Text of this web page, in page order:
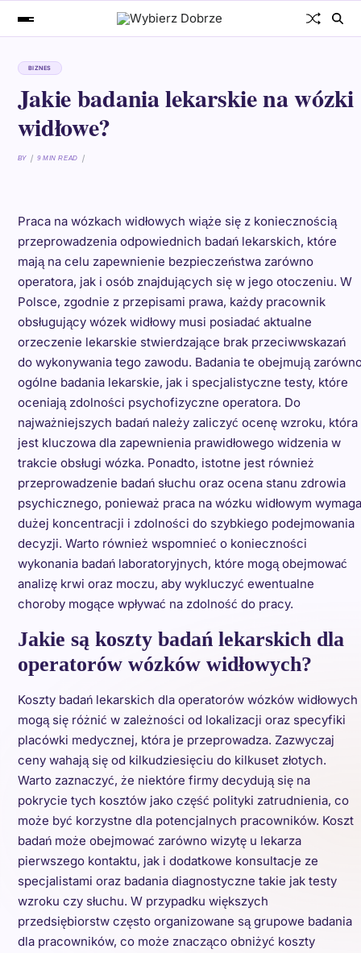
BIZNES
Jakie badania lekarskie na wózki
widłowe?
BY 9 MIN READ
Praca na wózkach widłowych wiąże się z koniecznością
przeprowadzenia odpowiednich badań lekarskich, które
mają na celu zapewnienie bezpieczeństwa zarówno
operatora, jak i osób znajdujących się w jego otoczeniu. W
Polsce, zgodnie z przepisami prawa, każdy pracownik
obsługujący wózek widłowy musi posiadać aktualne
orzeczenie lekarskie stwierdzające brak przeciwwskazań
do wykonywania tego zawodu. Badania te obejmują
ogólne badania lekarskie, jak i specjalistyczne testy, które
oceniają zdolności psychofizyczne operatora. Do
najważniejszych badań należy zaliczyć ocenę wzroku, która
jest kluczowa dla zapewnienia prawidłowego widzenia w
trakcie obsługi wózka. Ponadto, istotne jest również
przeprowadzenie badań słuchu oraz ocena stanu zdrowia
psychicznego, ponieważ praca na wózku widłowym wymaga
dużej koncentracji i zdolności do szybkiego podejmowania
decyzji. Warto również wspomnieć o konieczności
wykonania badań laboratoryjnych, które mogą obejmować
analizę krwi oraz moczu, aby wykluczyć ewentualne
choroby mogące wpływać na zdolność do pracy.
Jakie są koszty badań lekarskich dla
operatorów wózków widłowych?
Koszty badań lekarskich dla operatorów wózków widłowych
mogą się różnić w zależności od lokalizacji oraz specyfiki
placówki medycznej, która je przeprowadza. Zazwyczaj
ceny wahają się od kilkudziesięciu do kilkuset złotych.
Warto zaznaczyć, że niektóre firmy decydują się na
pokrycie tych kosztów jako część polityki zatrudnienia, co
może być korzystne dla potencjalnych pracowników. Koszt
badań może obejmować zarówno wizytę u lekarza
pierwszego kontaktu, jak i dodatkowe konsultacje ze
specjalistami oraz badania diagnostyczne takie jak testy
wzroku czy słuchu. W przypadku większych
przedsiębiorstw często organizowane są grupowe badania
dla pracowników, co może znacząco obniżyć koszty